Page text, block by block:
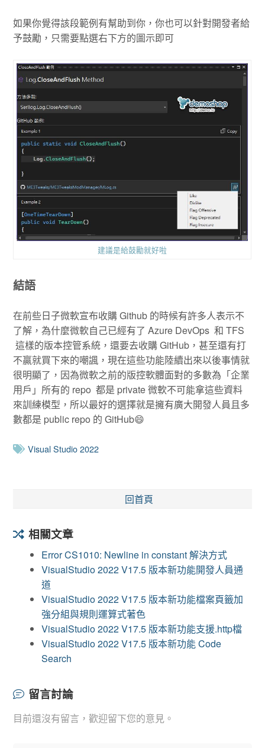
如果你覺得該段範例有幫助到你，你也可以針對開發者給
予鼓勵，只需要點選右下方的圖示即可
建議是給鼓勵就好啦
結語
在前些日子微軟宣布收購 Github 的時候有許多人表示不
了解，為什麼微軟自己已經有了 Azure DevOps 和 TFS
這樣的版本控管系統，還要去收購 GitHub，甚至還有打
不贏就買下來的嘲諷，現在這些功能陸續出來以後事情就
很明顯了，因為微軟之前的版控軟體面對的多數為「企業
用戶」所有的 repo 都是 private 微軟不可能拿這些資料
來訓練模型，所以最好的選擇就是擁有廣大開發人員且多
數都是 public repo 的 GitHub😄
Visual Studio 2022
回首頁
相關文章
Error CS1010: Newline in constant 解決方式
VisualStudio 2022 V17.5 版本新功能開發人員通
道
VisualStudio 2022 V17.5 版本新功能檔案頁籤加
強分組與規則運算式著色
VisualStudio 2022 V17.5 版本新功能支援.http檔
VisualStudio 2022 V17.5 版本新功能 Code
Search
留言討論
目前還沒有留言，歡迎留下您的意見。